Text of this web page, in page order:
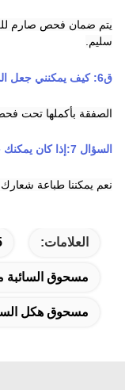
يتم ضمان فحص صارم
سليم.
ق6
: كيف يمكنني جعل
الصفقة بأكملها تحت
السؤال 7: إذا كان يمكنك
نعم يمكننا طباعة شعاركn
العلامات:
مسحوق السائبة
مسحوق هكل